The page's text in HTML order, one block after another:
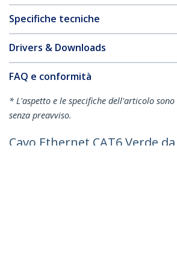
Specifiche tecniche
Drivers & Downloads
FAQ e conformità
* L'aspetto e le specifiche dell'articolo
senza preavviso.
Cavo Ethernet CAT6 Verde